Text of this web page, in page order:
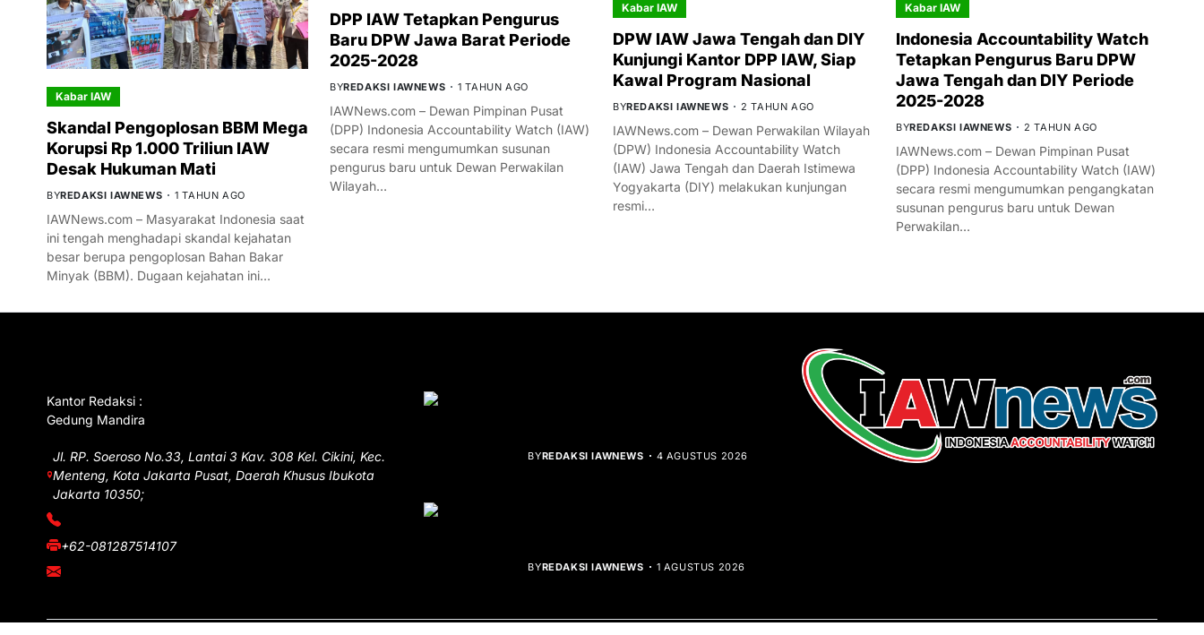
Kabar IAW
Skandal Pengoplosan BBM Mega
Korupsi Rp 1.000 Triliun IAW
Desak Hukuman Mati
BYREDAKSI IAWNEWS 1 TAHUN AGO
IAWNews.com – Masyarakat Indonesia saat
ini tengah menghadapi skandal kejahatan
besar berupa pengoplosan Bahan Bakar
Minyak (BBM). Dugaan kejahatan ini…
DPP IAW Tetapkan Pengurus
Baru DPW Jawa Barat Periode
2025-2028
BYREDAKSI IAWNEWS 1 TAHUN AGO
IAWNews.com – Dewan Pimpinan Pusat
(DPP) Indonesia Accountability Watch (IAW)
secara resmi mengumumkan susunan
pengurus baru untuk Dewan Perwakilan
Wilayah…
Kabar IAW
DPW IAW Jawa Tengah dan DIY
Kunjungi Kantor DPP IAW, Siap
Kawal Program Nasional
BYREDAKSI IAWNEWS 2 TAHUN AGO
IAWNews.com – Dewan Perwakilan Wilayah
(DPW) Indonesia Accountability Watch
(IAW) Jawa Tengah dan Daerah Istimewa
Yogyakarta (DIY) melakukan kunjungan
resmi…
Kabar IAW
Indonesia Accountability Watch
Tetapkan Pengurus Baru DPW
Jawa Tengah dan DIY Periode
2025-2028
BYREDAKSI IAWNEWS 2 TAHUN AGO
IAWNews.com – Dewan Pimpinan Pusat
(DPP) Indonesia Accountability Watch (IAW)
secara resmi mengumumkan pengangkatan
susunan pengurus baru untuk Dewan
Perwakilan…
Kantor Redaksi :
Gedung Mandira
Jl. RP. Soeroso No.33, Lantai 3 Kav. 308 Kel. Cikini, Kec.
Menteng, Kota Jakarta Pusat, Daerah Khusus Ibukota
Jakarta 10350;
+62-081287514107
BYREDAKSI IAWNEWS 4 AGUSTUS 2026
BYREDAKSI IAWNEWS 1 AGUSTUS 2026